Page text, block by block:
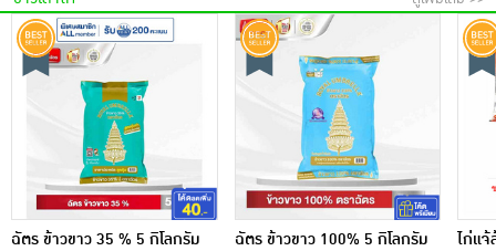
ฉัตร ข้าวขาว 35 % 5 กิโลกรัม ฉัตร ข้าวขาว 100% 5 กิโลกรัม ไก่แจ้